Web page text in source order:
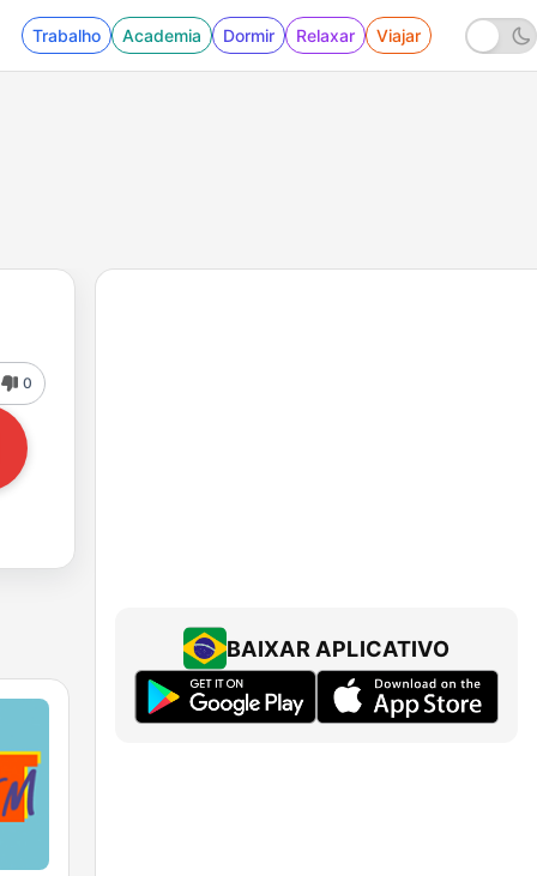
Trabalho Academia Dormir Relaxar Viajar
0
BAIXAR APLICATIVO